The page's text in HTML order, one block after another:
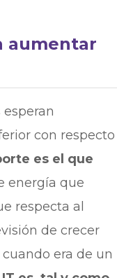
aumentar
con respecto
es el que
energía que
respecta al
de crecer
era de un